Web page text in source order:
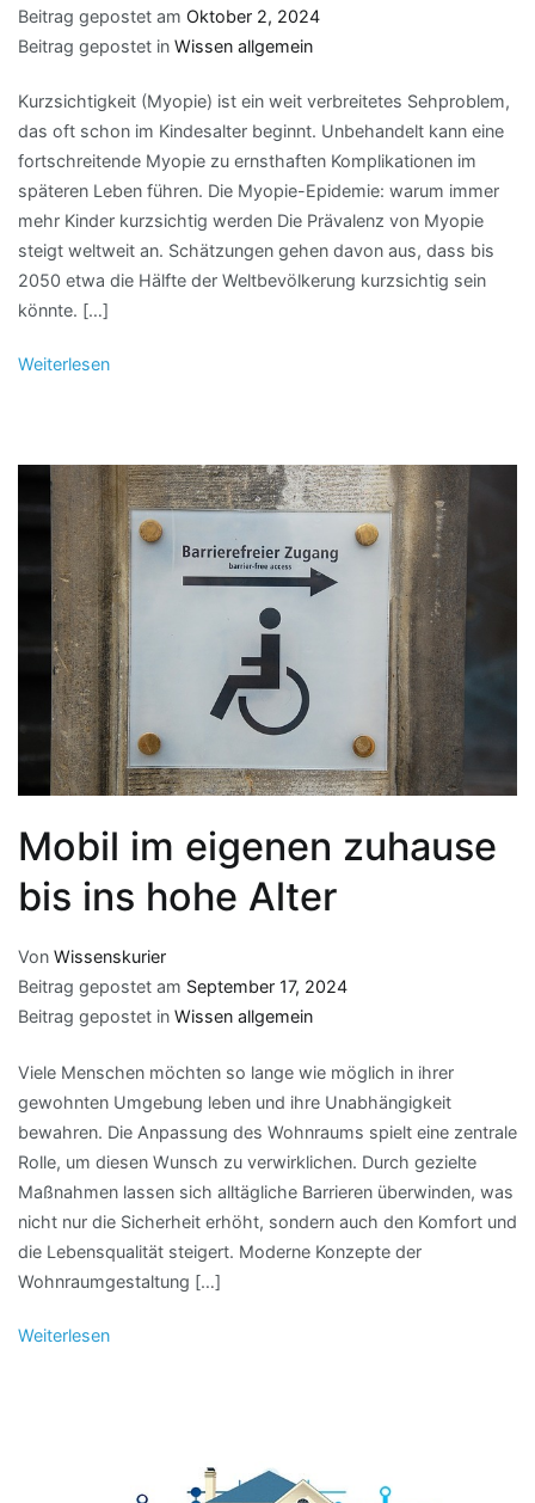
Beitrag gepostet am Oktober 2, 2024
Beitrag gepostet in Wissen allgemein
Kurzsichtigkeit (Myopie) ist ein weit verbreitetes Sehproblem,
das oft schon im Kindesalter beginnt. Unbehandelt kann eine
fortschreitende Myopie zu ernsthaften Komplikationen im
späteren Leben führen. Die Myopie-Epidemie: warum immer
mehr Kinder kurzsichtig werden Die Prävalenz von Myopie
steigt weltweit an. Schätzungen gehen davon aus, dass bis
2050 etwa die Hälfte der Weltbevölkerung kurzsichtig sein
könnte. […]
Weiterlesen
Mobil im eigenen zuhause
bis ins hohe Alter
Von Wissenskurier
Beitrag gepostet am September 17, 2024
Beitrag gepostet in Wissen allgemein
Viele Menschen möchten so lange wie möglich in ihrer
gewohnten Umgebung leben und ihre Unabhängigkeit
bewahren. Die Anpassung des Wohnraums spielt eine zentrale
Rolle, um diesen Wunsch zu verwirklichen. Durch gezielte
Maßnahmen lassen sich alltägliche Barrieren überwinden, was
nicht nur die Sicherheit erhöht, sondern auch den Komfort und
die Lebensqualität steigert. Moderne Konzepte der
Wohnraumgestaltung […]
Weiterlesen